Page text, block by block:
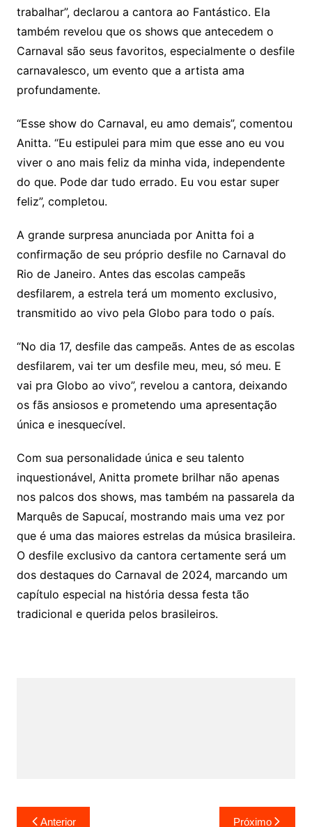
trabalhar”, declarou a cantora ao Fantástico. Ela
também revelou que os shows que antecedem o
Carnaval são seus favoritos, especialmente o desfile
carnavalesco, um evento que a artista ama
profundamente.
“Esse show do Carnaval, eu amo demais”, comentou
Anitta. “Eu estipulei para mim que esse ano eu vou
viver o ano mais feliz da minha vida, independente
do que. Pode dar tudo errado. Eu vou estar super
feliz”, completou.
A grande surpresa anunciada por Anitta foi a
confirmação de seu próprio desfile no Carnaval do
Rio de Janeiro. Antes das escolas campeãs
desfilarem, a estrela terá um momento exclusivo,
transmitido ao vivo pela Globo para todo o país.
“No dia 17, desfile das campeãs. Antes de as escolas
desfilarem, vai ter um desfile meu, meu, só meu. E
vai pra Globo ao vivo”, revelou a cantora, deixando
os fãs ansiosos e prometendo uma apresentação
única e inesquecível.
Com sua personalidade única e seu talento
inquestionável, Anitta promete brilhar não apenas
nos palcos dos shows, mas também na passarela da
Marquês de Sapucaí, mostrando mais uma vez por
que é uma das maiores estrelas da música brasileira.
O desfile exclusivo da cantora certamente será um
dos destaques do Carnaval de 2024, marcando um
capítulo especial na história dessa festa tão
tradicional e querida pelos brasileiros.
Navegação
Anterior Próximo